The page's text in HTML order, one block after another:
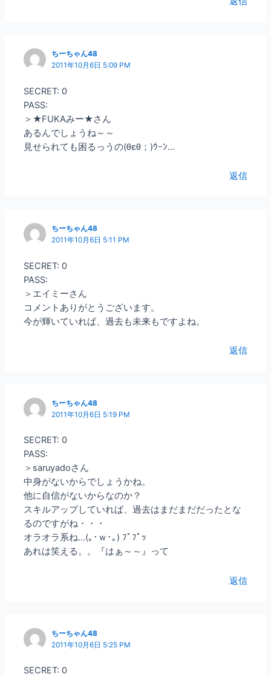
ちーちゃん48
2011年10月6日 5:09 PM
SECRET: 0
PASS:
＞★FUKAみー★さん
あるんでしょうね～～
見せられても困るっうの(θεθ；)ｳｰﾝ…
返信
ちーちゃん48
2011年10月6日 5:11 PM
SECRET: 0
PASS:
＞エイミーさん
コメントありがとうございます。
今が輝いていれば、過去も未来もですよね。
返信
ちーちゃん48
2011年10月6日 5:19 PM
SECRET: 0
PASS:
＞saruyadoさん
中身がないからでしょうかね。
他に自信がないからなのか？
スキルアップしていれば、過去はまだまだだったとな
るのですがね・・・
オラオラ系ね…(｡･ｗ･｡) ﾌﾟﾌﾟｯ
あれは笑える。。『はぁ～～』って
返信
ちーちゃん48
2011年10月6日 5:25 PM
SECRET: 0